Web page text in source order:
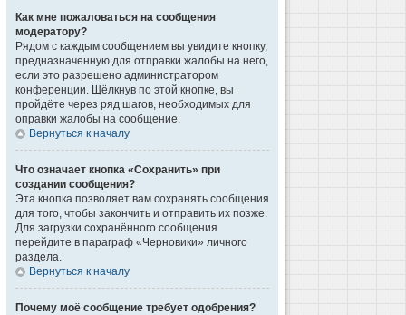
Как мне пожаловаться на сообщения
модератору?
Рядом с каждым сообщением вы увидите кнопку,
предназначенную для отправки жалобы на него,
если это разрешено администратором
конференции. Щёлкнув по этой кнопке, вы
пройдёте через ряд шагов, необходимых для
оправки жалобы на сообщение.
Вернуться к началу
Что означает кнопка «Сохранить» при
создании сообщения?
Эта кнопка позволяет вам сохранять сообщения
для того, чтобы закончить и отправить их позже.
Для загрузки сохранённого сообщения
перейдите в параграф «Черновики» личного
раздела.
Вернуться к началу
Почему моё сообщение требует одобрения?